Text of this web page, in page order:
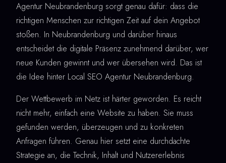
Agentur Neubrandenburg sorgt genau dafür: dass die
richtigen Menschen zur richtigen Zeit auf dein Angebot
stoßen. In Neubrandenburg und darüber hinaus
entscheidet die digitale Präsenz zunehmend darüber, wer
neue Kunden gewinnt und wer übersehen wird. Das ist
die Idee hinter Local SEO Agentur Neubrandenburg.
Der Wettbewerb im Netz ist härter geworden. Es reicht
nicht mehr, einfach eine Website zu haben. Sie muss
gefunden werden, überzeugen und zu konkreten
Anfragen führen. Genau hier setzt eine durchdachte
Strategie an, die Technik, Inhalt und Nutzererlebnis